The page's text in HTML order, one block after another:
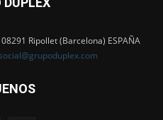
Ripollet (Barcelona) ESPAÑA